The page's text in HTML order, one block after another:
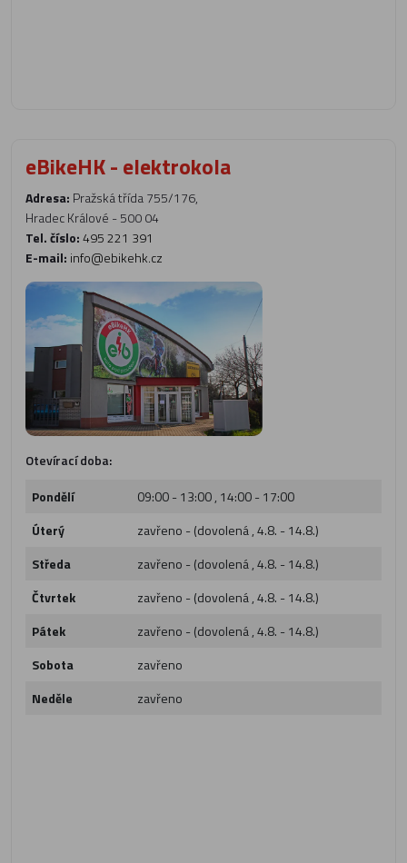
eBikeHK - elektrokola
Adresa: Pražská třída 755/176,
Hradec Králové - 500 04
Tel. číslo:495 221 391
E-mail: info@ebikehk.cz
Otevírací doba:
Pondělí
09:00 - 13:00 , 14:00 - 17:00
Úterý
zavřeno - (dovolená , 4.8. - 14.8.)
Středa
zavřeno - (dovolená , 4.8. - 14.8.)
Čtvrtek
zavřeno - (dovolená , 4.8. - 14.8.)
Pátek
zavřeno - (dovolená , 4.8. - 14.8.)
Sobota
zavřeno
Neděle
zavřeno